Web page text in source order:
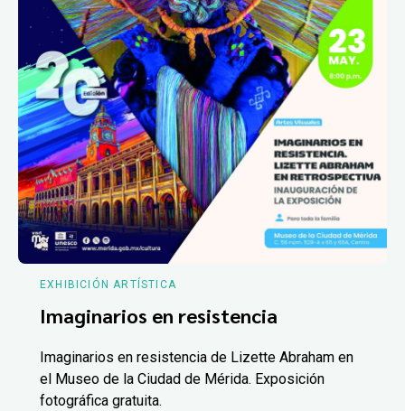
EXHIBICIÓN ARTÍSTICA
Imaginarios en resistencia
Imaginarios en resistencia de Lizette Abraham en
el Museo de la Ciudad de Mérida. Exposición
fotográfica gratuita.